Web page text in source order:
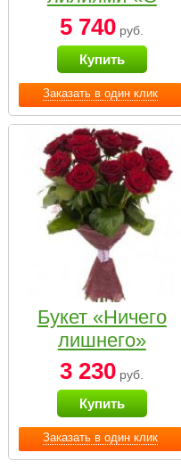
Заказать в один клик
наилучшими
пожеланиями»
5 740 руб.
Купить
Заказать в один клик
Букет «Ничего
лишнего»
3 230 руб.
Купить